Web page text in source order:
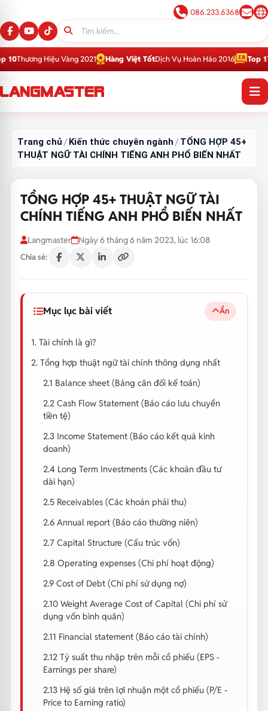
086.233.6368
Vàng 2021 Hàng Việt TốtDịch Vụ Hoàn Hảo 2016 Top 1Thương Hiệu
Trang chủ /Kiến thức chuyên ngành /TỔNG HỢP 45+
THUẬT NGỮ TÀI CHÍNH TIẾNG ANH PHỔ BIẾN NHẤT
TỔNG HỢP 45+ THUẬT NGỮ TÀI
CHÍNH TIẾNG ANH PHỔ BIẾN NHẤT
Langmaster Ngày 6 tháng 6 năm 2023, lúc 16:08
Chia sẻ:
Mục lục bài viết Ẩn
1. Tài chính là gì?
2. Tổng hợp thuật ngữ tài chính thông dụng nhất
2.1 Balance sheet (Bảng cân đối kế toán)
2.2 Cash Flow Statement (Báo cáo lưu chuyển
tiền tệ)
2.3 Income Statement (Báo cáo kết quả kinh
doanh)
2.4 Long Term Investments (Các khoản đầu tư
dài hạn)
2.5 Receivables (Các khoản phải thu)
2.6 Annual report (Báo cáo thường niên)
2.7 Capital Structure (Cấu trúc vốn)
2.8 Operating expenses (Chi phí hoạt động)
2.9 Cost of Debt (Chi phí sử dụng nợ)
2.10 Weight Average Cost of Capital (Chi phí sử
dụng vốn bình quân)
2.11 Financial statement (Báo cáo tài chính)
2.12 Tỷ suất thu nhập trên mỗi cổ phiếu (EPS -
Earnings per share)
2.13 Hệ số giá trên lợi nhuận một cổ phiếu (P/E -
Price to Earning ratio)